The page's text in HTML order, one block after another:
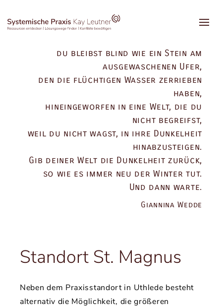
Du bleibst dir fremd, wenn du die Tiefe
du bleibst blind wie ein Stein am
ausgewaschenen Ufer,
den die flüchtigen Wasser zerrieben
haben,
hineingeworfen in eine Welt, die du
nicht begreifst,
weil du nicht wagst, in ihre Dunkelheit
hinabzusteigen.
Gib deiner Welt die Dunkelheit zurück,
so wie es immer neu der Winter tut.
Und dann warte.
Giannina Wedde
Standort St. Magnus
Neben dem Praxisstandort in Uthlede besteht
alternativ die Möglichkeit, die größeren